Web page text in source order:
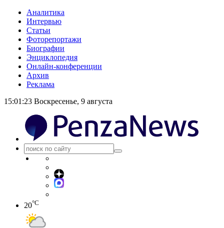
Аналитика
Интервью
Статьи
Фоторепортажи
Биографии
Энциклопедия
Онлайн-конференции
Архив
Реклама
15:01:23 Воскресенье, 9 августа
20°C